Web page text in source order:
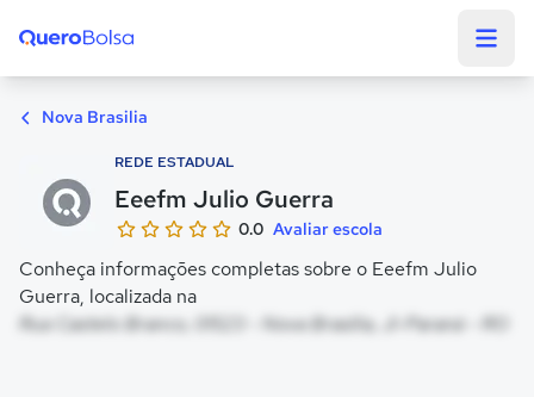
Nova Brasilia
REDE ESTADUAL
Eeefm Julio Guerra
0.0 Avaliar escola
Conheça informações completas sobre o Eeefm Julio
Guerra, localizada na
Rua Castelo Branco, 01523 - Nova Brasilia, Ji-Paraná - RO